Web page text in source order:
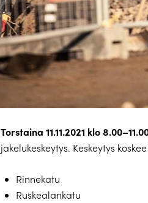
Torstaina 11.11.2021 klo
jakelukeskeytys. Keskeytys
Rinnekatu
Ruskealankatu